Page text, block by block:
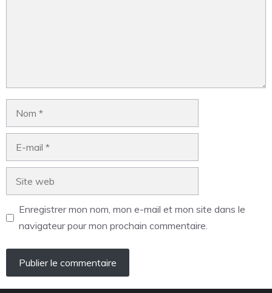
Enregistrer mon nom, mon e-mail et mon site dans le
navigateur pour mon prochain commentaire.